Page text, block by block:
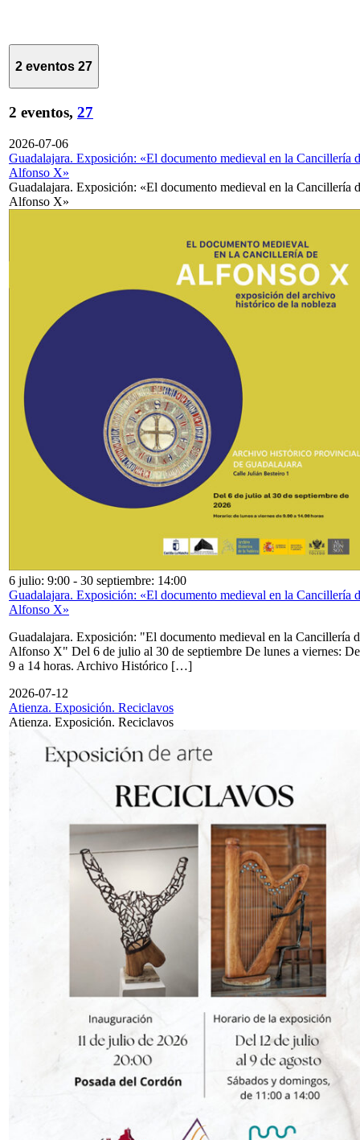
2 eventos 27
2 eventos, 27
2026-07-06
Guadalajara. Exposición: «El documento medieval en la Cancillería
Alfonso X»
Guadalajara. Exposición: «El documento medieval en la Cancillería
Alfonso X»
6 julio: 9:00 - 30 septiembre: 14:00
Guadalajara. Exposición: «El documento medieval en la Cancillería
Alfonso X»
Guadalajara. Exposición: "El documento medieval en la Cancillería
Alfonso X" Del 6 de julio al 30 de septiembre De lunes a viernes: De
9 a 14 horas. Archivo Histórico […]
2026-07-12
Atienza. Exposición. Reciclavos
Atienza. Exposición. Reciclavos